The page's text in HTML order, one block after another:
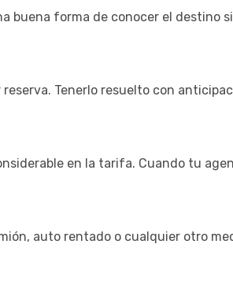
buena forma de conocer el destino
Tenerlo resuelto con
en la tarifa. Cuando tu
auto rentado o cualquier otro